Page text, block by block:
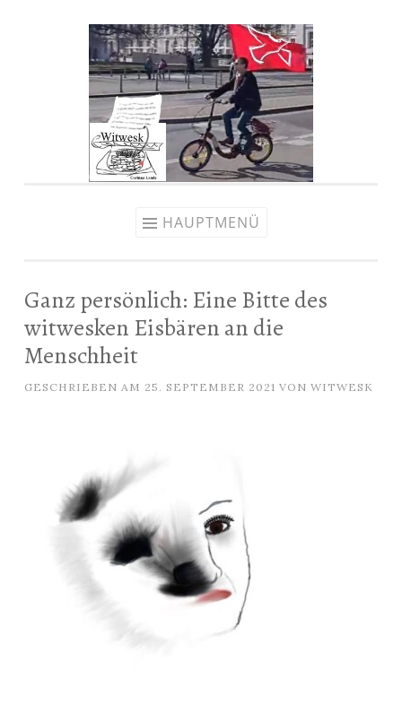
HAUPTMENÜ
Ganz persönlich: Eine Bitte des
witwesken Eisbären an die
Menschheit
GESCHRIEBEN AM 25. SEPTEMBER 2021 VON WITWESK